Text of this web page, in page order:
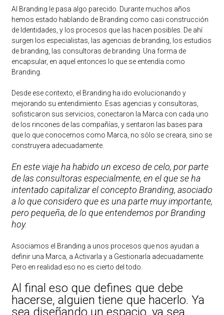
Al Branding le pasa algo parecido. Durante muchos años
hemos estado hablando de Branding como casi construcción
de Identidades, y los procesos que las hacen posibles. De ahí
surgen los especialistas, las agencias de branding, los estudios
de branding, las consultoras de branding. Una forma de
encapsular, en aquel entonces lo que se entendía como
Branding.
Desde ese contexto, el Branding ha ido evolucionando y
mejorando su entendimiento. Esas agencias y consultoras,
sofisticaron sus servicios, conectaron la Marca con cada uno
de los rincones de las compañías, y sentaron las bases para
que lo que conocemos como Marca, no sólo se creara, sino se
construyera adecuadamente.
En este viaje ha habido un exceso de celo, por parte
de las consultoras especialmente, en el que se ha
intentado capitalizar el concepto Branding, asociado
a lo que considero que es una parte muy importante,
pero pequeña, de lo que entendemos por Branding
hoy.
Asociamos el Branding a unos procesos que nos ayudan a
definir una Marca, a Activarla y a Gestionarla adecuadamente.
Pero en realidad eso no es cierto del todo.
Al final eso que defines que debe
hacerse, alguien tiene que hacerlo. Ya
sea diseñando un espacio, ya sea